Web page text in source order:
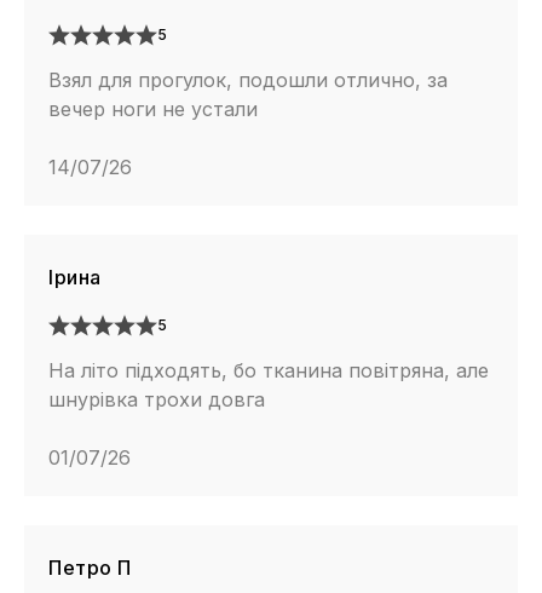
5
Взял для прогулок, подошли отлично, за
вечер ноги не устали
14/07/26
Ірина
5
На літо підходять, бо тканина повітряна, але
шнурівка трохи довга
01/07/26
Петро П